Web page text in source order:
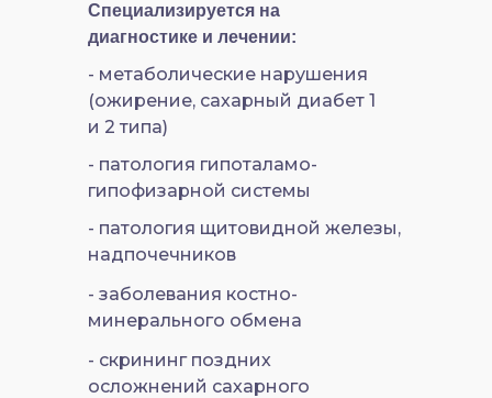
Специализируется на
диагностике и лечении:
- метаболические нарушения
(ожирение, сахарный диабет 1
и 2 типа)
- патология гипоталамо-
гипофизарной системы
- патология щитовидной железы,
надпочечников
- заболевания костно-
минерального обмена
- скрининг поздних
осложнений сахарного